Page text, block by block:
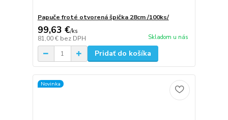
Papuče froté otvorená špička 28cm /100ks/
99,63 €/ks
81,00 € bez DPH Skladom u nás
Pridať do košíka
Novinka